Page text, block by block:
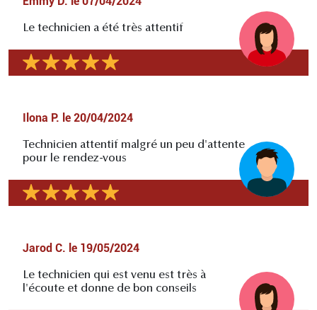
Le technicien a été très attentif
Ilona P. le 20/04/2024
Technicien attentif malgré un peu d'attente
pour le rendez-vous
Jarod C. le 19/05/2024
Le technicien qui est venu est très à
l'écoute et donne de bon conseils